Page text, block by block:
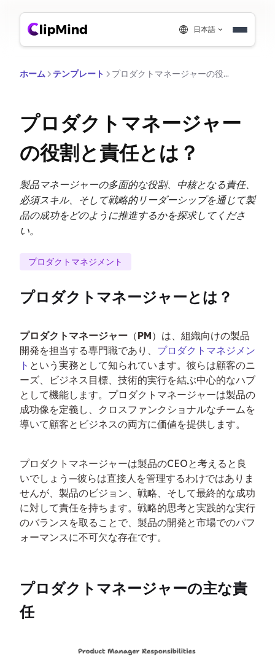
日本語
ホーム テンプレート プロダクトマネージャーの役割と責任とは？
プロダクトマネージャー
の役割と責任とは？
製品マネージャーの多面的な役割、中核となる責任、
必須スキル、そして戦略的リーダーシップを通じて製
品の成功をどのように推進するかを探求してくださ
い。
プロダクトマネジメント
プロダクトマネージャーとは？
プロダクトマネージャー （PM）は、組織向けの製品
開発を担当する専門職であり、 プロダクトマネジメン
ト という実務として知られています。彼らは顧客のニ
ーズ、ビジネス目標、技術的実行を結ぶ中心的なハブ
として機能します。プロダクトマネージャーは製品の
成功像を定義し、クロスファンクショナルなチームを
導いて顧客とビジネスの両方に価値を提供します。
プロダクトマネージャーは製品のCEOと考えると良
いでしょう—彼らは直接人を管理するわけではありま
せんが、製品のビジョン、戦略、そして最終的な成功
に対して責任を持ちます。戦略的思考と実践的な実行
のバランスを取ることで、製品の開発と市場でのパフ
ォーマンスに不可欠な存在です。
プロダクトマネージャーの主な責
任